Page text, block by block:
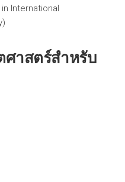
International
ศาสตร์สำหรับ